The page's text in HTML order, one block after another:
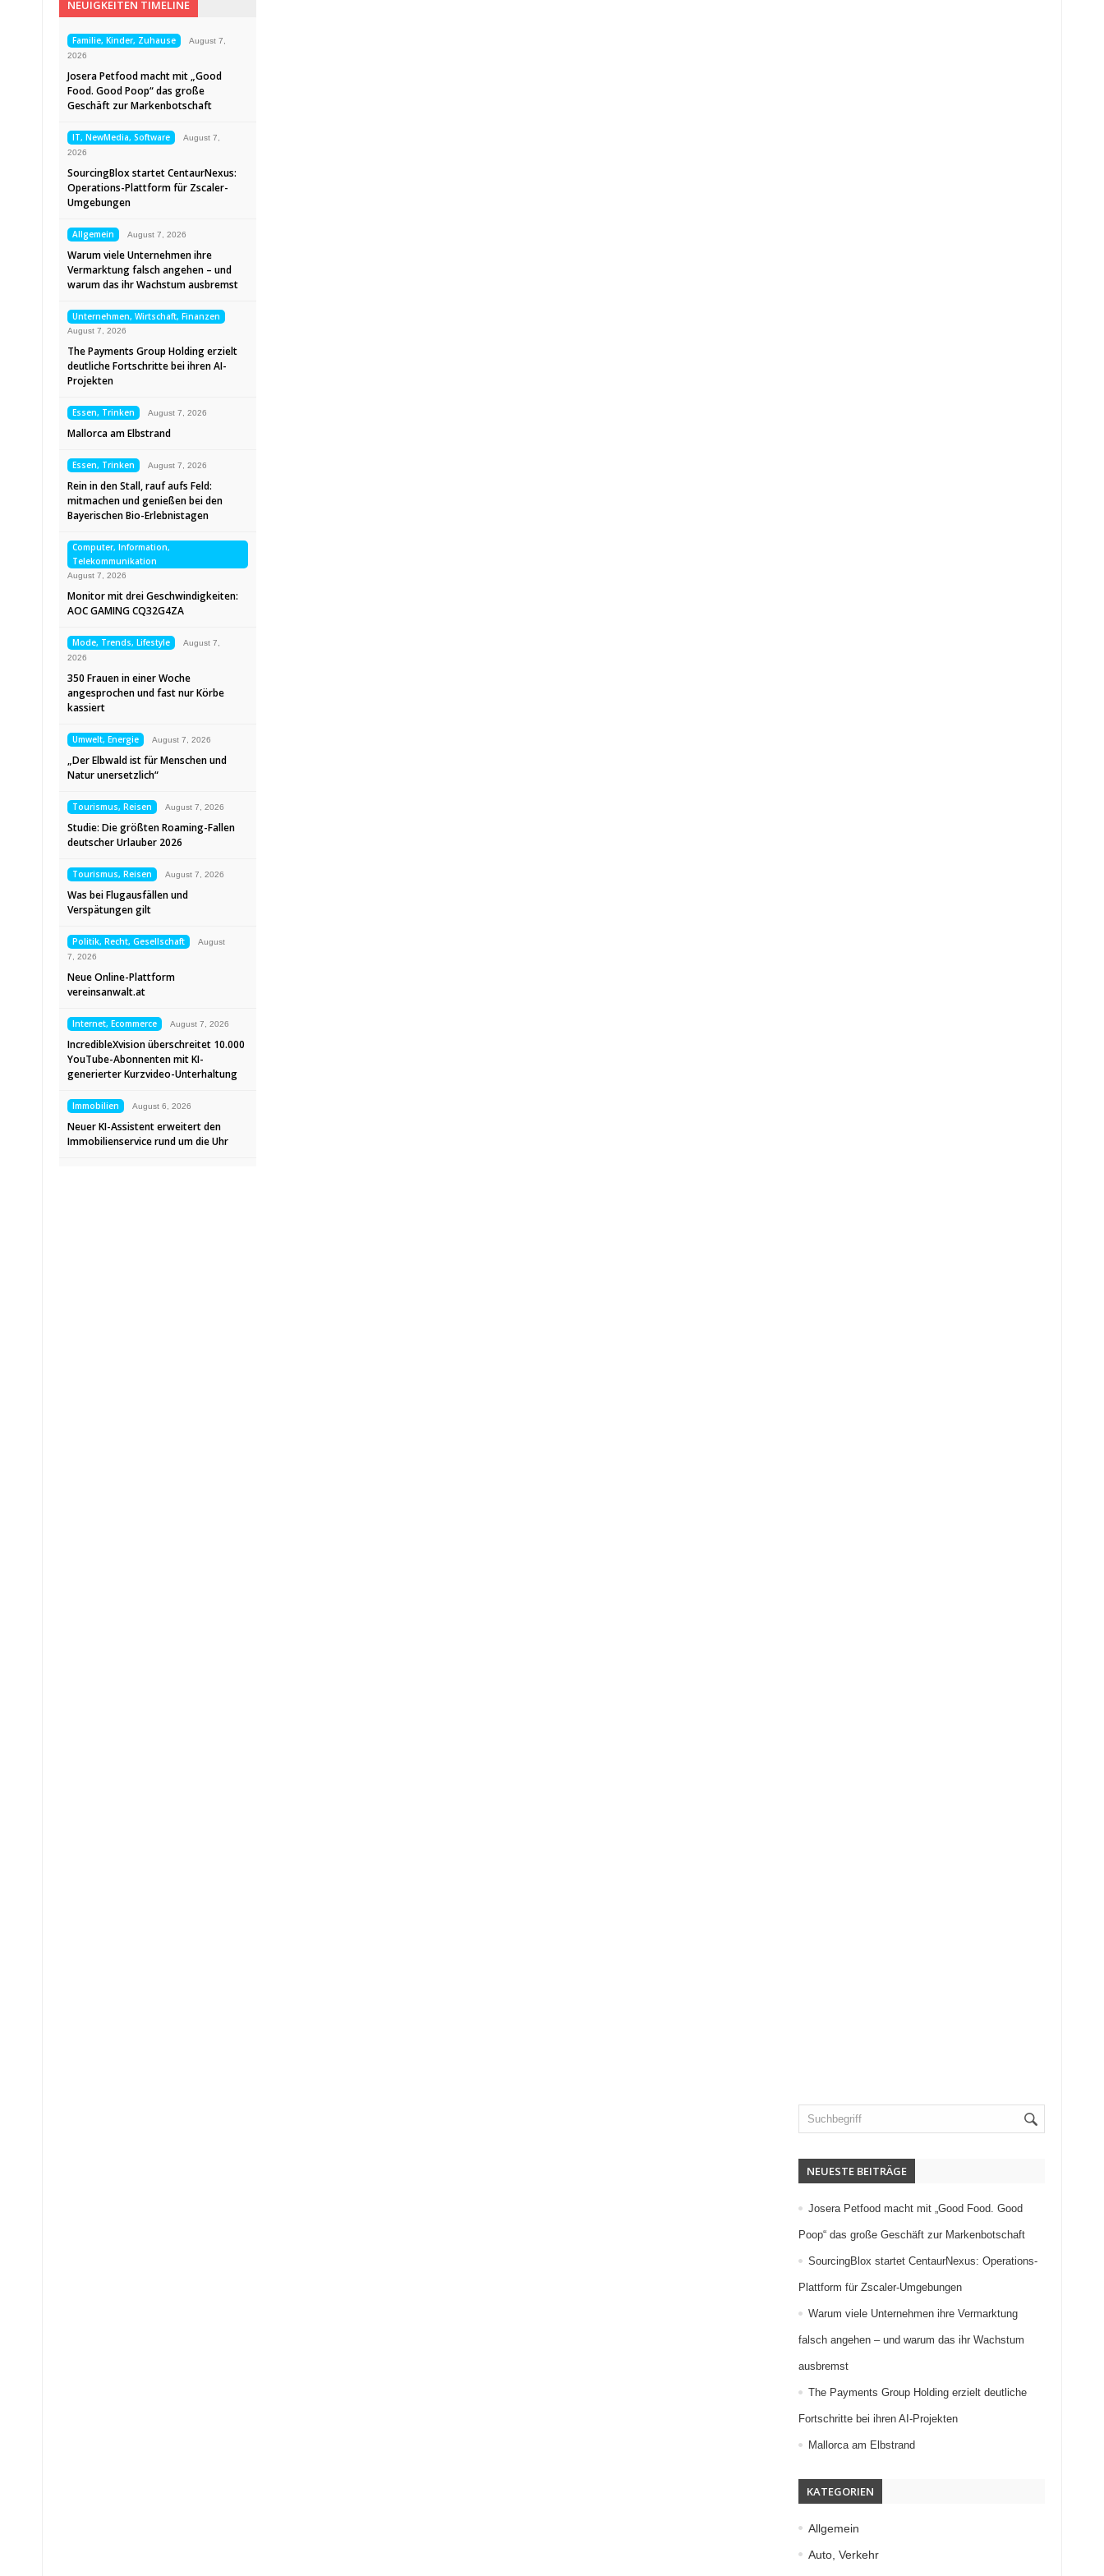
NEUIGKEITEN TIMELINE
Familie, Kinder, Zuhause
August 7,
2026
Josera Petfood macht mit „Good
Food. Good Poop“ das große
Geschäft zur Markenbotschaft
IT, NewMedia, Software
August 7,
2026
SourcingBlox startet CentaurNexus:
Operations-Plattform für Zscaler-
Umgebungen
Allgemein August 7, 2026
Warum viele Unternehmen ihre
Vermarktung falsch angehen – und
warum das ihr Wachstum ausbremst
Unternehmen, Wirtschaft, Finanzen
August 7, 2026
The Payments Group Holding erzielt
deutliche Fortschritte bei ihren AI-
Projekten
Essen, Trinken August 7, 2026
Mallorca am Elbstrand
Essen, Trinken August 7, 2026
Rein in den Stall, rauf aufs Feld:
mitmachen und genießen bei den
Bayerischen Bio-Erlebnistagen
Computer, Information,
Telekommunikation
August 7, 2026
Monitor mit drei Geschwindigkeiten:
AOC GAMING CQ32G4ZA
Mode, Trends, Lifestyle
August 7,
2026
350 Frauen in einer Woche
angesprochen und fast nur Körbe
kassiert
Umwelt, Energie August 7, 2026
„Der Elbwald ist für Menschen und
Natur unersetzlich“
Tourismus, Reisen August 7, 2026
Studie: Die größten Roaming-Fallen
deutscher Urlauber 2026
Tourismus, Reisen August 7, 2026
Was bei Flugausfällen und
Verspätungen gilt
Politik, Recht, Gesellschaft
August
7, 2026
Neue Online-Plattform
vereinsanwalt.at
Internet, Ecommerce August 7, 2026
IncredibleXvision überschreitet 10.000
YouTube-Abonnenten mit KI-
generierter Kurzvideo-Unterhaltung
Immobilien August 6, 2026
Neuer KI-Assistent erweitert den
Immobilienservice rund um die Uhr
NEUESTE BEITRÄGE
Josera Petfood macht mit „Good Food. Good
Poop“ das große Geschäft zur Markenbotschaft
SourcingBlox startet CentaurNexus: Operations-
Plattform für Zscaler-Umgebungen
Warum viele Unternehmen ihre Vermarktung
falsch angehen – und warum das ihr Wachstum
ausbremst
The Payments Group Holding erzielt deutliche
Fortschritte bei ihren AI-Projekten
Mallorca am Elbstrand
KATEGORIEN
Allgemein
Auto, Verkehr